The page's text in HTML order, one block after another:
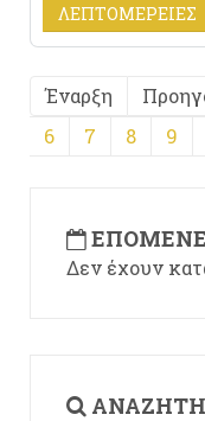
ΛΕΠΤΟΜΈΡΕΙΕΣ
Έναρξη
6
7 8 9
Δεν έχουν